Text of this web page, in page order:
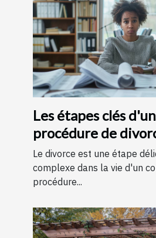
Les étapes clés
procédure de
expliquées
Le divorce est une étape
complexe dans la vie d'un
procédure...